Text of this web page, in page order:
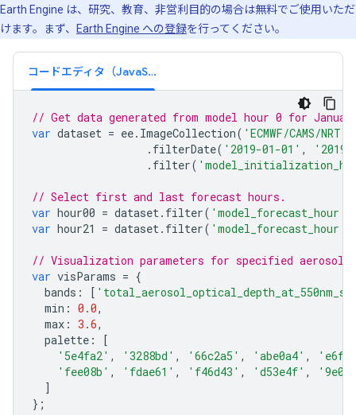
Earth Engine は、研究、教育、非営利目的の場合は無料でご使用いただ
けます。まず、
Earth Engine への登録を行ってください。
コードエディタ（JavaScript）
// Get data generated from model hour 0 for
var dataset = ee. ImageCollection( 'ECMWF/CAMS/NRT'
. filterDate( '2019-01-01' ,
. filter(
// Select first and last forecast hours.
var hour00 = dataset. filter( 'model_forecast_hour
var hour21 = dataset. filter( 'model_forecast_hour
// Visualization parameters for specified aerosol
var visParams = {
bands : [
min : 0.0,
max : 3.6,
palette :
[
'5e4fa2' , '3288bd' , '66c2a5' , 'abe0a4' ,
'fee08b' , 'fdae61' , 'f46d43' , 'd53e4f' ,
]
};